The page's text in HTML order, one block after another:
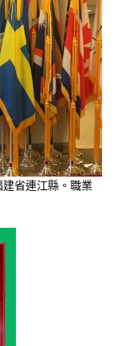
省連江縣。職業